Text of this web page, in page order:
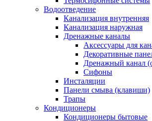
Водоотведение
Канализация внутренняя
Канализация наружная
Дренажные каналы
Аксессуары для
Декоративные
Дренажный канал
Сифоны
Инсталяции
Панели смыва (клавиши)
Трапы
Кондиционеры
Кондиционеры бытовые